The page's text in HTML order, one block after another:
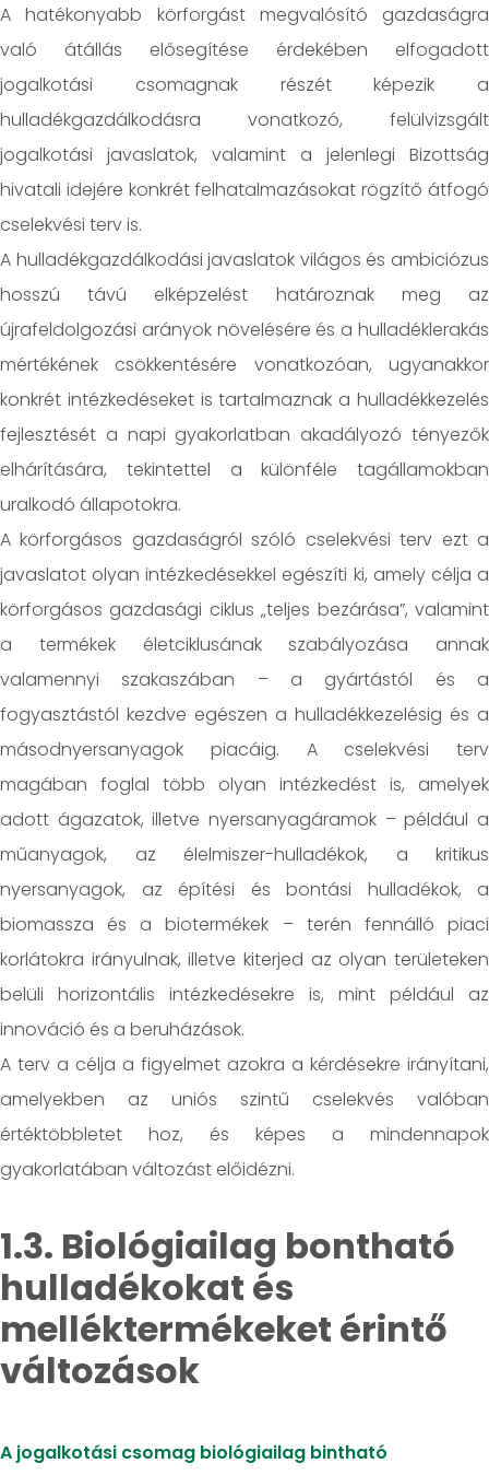
A hatékonyabb körforgást megvalósító gazdaságra
való átállás elősegítése érdekében elfogadott
jogalkotási csomagnak részét képezik a
hulladékgazdálkodásra vonatkozó, felülvizsgált
jogalkotási javaslatok, valamint a jelenlegi Bizottság
hivatali idejére konkrét felhatalmazásokat rögzítő átfogó
cselekvési terv is.
A hulladékgazdálkodási javaslatok világos és ambiciózus
hosszú távú elképzelést határoznak meg az
újrafeldolgozási arányok növelésére és a hulladéklerakás
mértékének csökkentésére vonatkozóan, ugyanakkor
konkrét intézkedéseket is tartalmaznak a hulladékkezelés
fejlesztését a napi gyakorlatban akadályozó tényezők
elhárítására, tekintettel a különféle tagállamokban
uralkodó állapotokra.
A körforgásos gazdaságról szóló cselekvési terv ezt a
javaslatot olyan intézkedésekkel egészíti ki, amely célja a
körforgásos gazdasági ciklus „teljes bezárása”, valamint
a termékek életciklusának szabályozása annak
valamennyi szakaszában – a gyártástól és a
fogyasztástól kezdve egészen a hulladékkezelésig és a
másodnyersanyagok piacáig. A cselekvési terv
magában foglal több olyan intézkedést is, amelyek
adott ágazatok, illetve nyersanyagáramok – például a
műanyagok, az élelmiszer-hulladékok, a kritikus
nyersanyagok, az építési és bontási hulladékok, a
biomassza és a biotermékek – terén fennálló piaci
korlátokra irányulnak, illetve kiterjed az olyan területeken
belüli horizontális intézkedésekre is, mint például az
innováció és a beruházások.
A terv a célja a figyelmet azokra a kérdésekre irányítani,
amelyekben az uniós szintű cselekvés valóban
értéktöbbletet hoz, és képes a mindennapok
gyakorlatában változást előidézni.
1.3. Biológiailag bontható
hulladékokat és
melléktermékeket érintő
változások
A jogalkotási csomag biológiailag bintható